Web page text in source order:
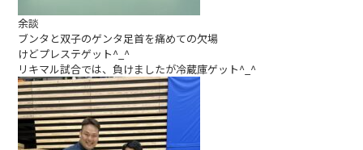
余談
ブンタと双子のゲンタ足首を痛めての欠場
けどプレステゲット^_^
リキマル試合では、負けましたが冷蔵庫ゲット^_^